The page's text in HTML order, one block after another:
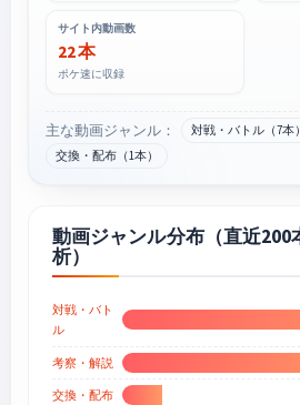
サイト内動画数
22 本
ポケ速に収録
主な動画ジャンル： 対戦・バトル（7本）
交換・配布（1本）
動画ジャンル分布（直近200
析）
対戦・バト
ル
考察・解説
交換・配布